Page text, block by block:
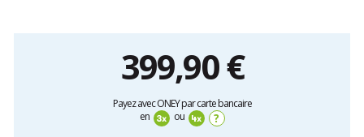
399,90 €
Payez avec ONEY par carte bancaire
en
ou ?